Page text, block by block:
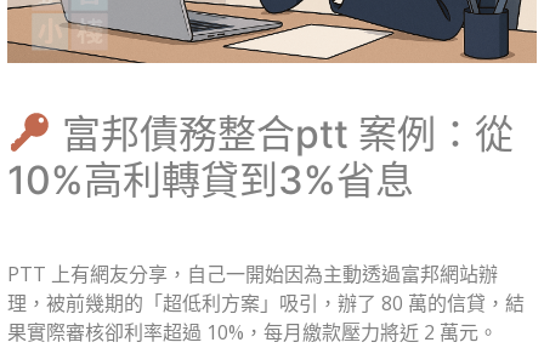
富邦債務整合ptt 案例：從
10%高利轉貸到3%省息
PTT 上有網友分享，自己一開始因為主動透過富邦網站辦
理，被前幾期的「超低利方案」吸引，辦了 80 萬的信貸，結
果實際審核卻利率超過 10%，每月繳款壓力將近 2 萬元。